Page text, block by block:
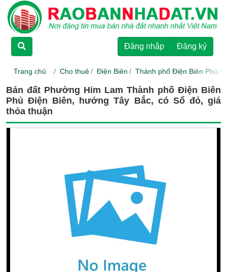
Đăng nhập Đăng ký
Trang chủ Cho thuê Điện Biên Thành phố Điện Biên Phủ
Bán đất Phường Him Lam Thành phố Điện Biên
Phủ Điện Biên, hướng Tây Bắc, có Sổ đỏ, giá
thỏa thuận
TRANG CHỦ
CHO THUÊ
DỰ ÁN